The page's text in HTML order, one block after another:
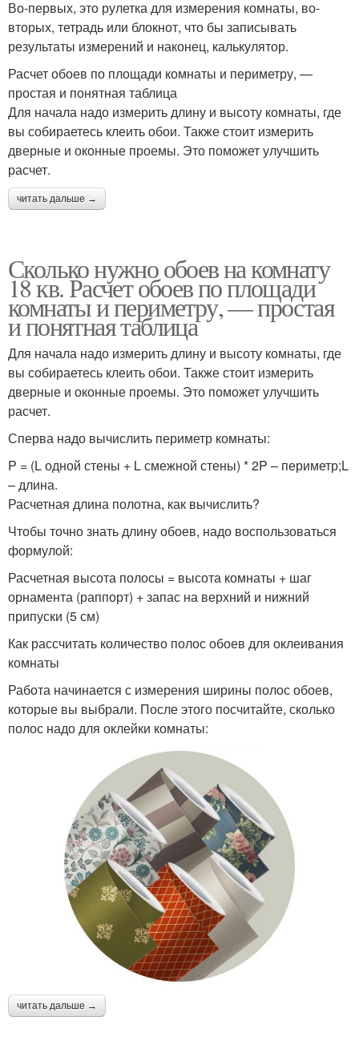
Во-первых, это рулетка для измерения комнаты, во-
вторых, тетрадь или блокнот, что бы записывать
результаты измерений и наконец, калькулятор.
Расчет обоев по площади комнаты и периметру, —
простая и понятная таблица
Для начала надо измерить длину и высоту комнаты, где
вы собираетесь клеить обои. Также стоит измерить
дверные и оконные проемы. Это поможет улучшить
расчет.
читать дальше →
Сколько нужно обоев на комнату
18 кв. Расчет обоев по площади
комнаты и периметру, — простая
и понятная таблица
Для начала надо измерить длину и высоту комнаты, где
вы собираетесь клеить обои. Также стоит измерить
дверные и оконные проемы. Это поможет улучшить
расчет.
Сперва надо вычислить периметр комнаты:
P = (L одной стены + L смежной стены) * 2P – периметр;L
– длина.
Расчетная длина полотна, как вычислить?
Чтобы точно знать длину обоев, надо воспользоваться
формулой:
Расчетная высота полосы = высота комнаты + шаг
орнамента (раппорт) + запас на верхний и нижний
припуски (5 см)
Как рассчитать количество полос обоев для оклеивания
комнаты
Работа начинается с измерения ширины полос обоев,
которые вы выбрали. После этого посчитайте, сколько
полос надо для оклейки комнаты:
читать дальше →